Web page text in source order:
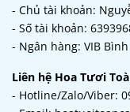
- Chủ tài khoản:
- Số tài khoản:
- Ngân hàng: VIB
Liên hệ Hoa Tươi
- Hotline/Zalo/Viber: